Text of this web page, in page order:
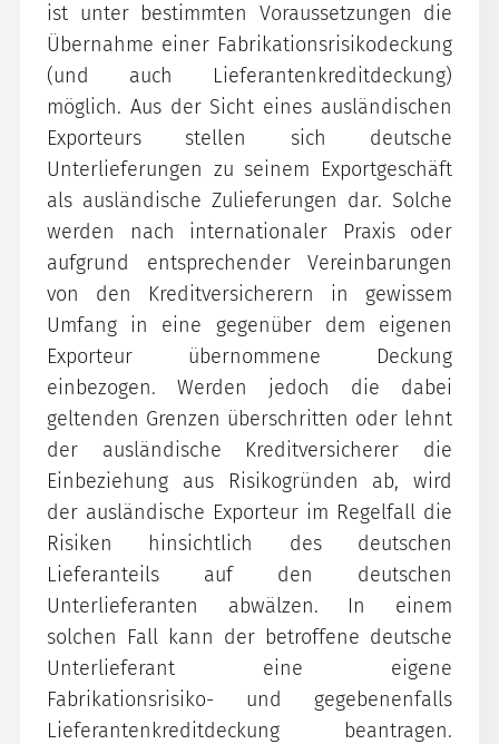
ist unter bestimmten Voraussetzungen die
Übernahme einer Fabrikationsrisikodeckung
(und auch Lieferantenkreditdeckung)
möglich. Aus der Sicht eines ausländischen
Exporteurs stellen sich deutsche
Unterlieferungen zu seinem Exportgeschäft
als ausländische Zulieferungen dar. Solche
werden nach internationaler Praxis oder
aufgrund entsprechender Vereinbarungen
von den Kreditversicherern in gewissem
Umfang in eine gegenüber dem eigenen
Exporteur übernommene Deckung
einbezogen. Werden jedoch die dabei
geltenden Grenzen überschritten oder lehnt
der ausländische Kreditversicherer die
Einbeziehung aus Risikogründen ab, wird
der ausländische Exporteur im Regelfall die
Risiken hinsichtlich des deutschen
Lieferanteils auf den deutschen
Unterlieferanten abwälzen. In einem
solchen Fall kann der betroffene deutsche
Unterlieferant eine eigene
Fabrikationsrisiko- und gegebenenfalls
Lieferantenkreditdeckung beantragen.